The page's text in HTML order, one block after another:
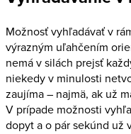
Možnosť vyhľadávať v
výrazným uľahčením
nemá v silách prejsť
niekedy v minulosti
zaujíma – najmä, ak už
V prípade možnosti
dopyt a o pár sekúnd už